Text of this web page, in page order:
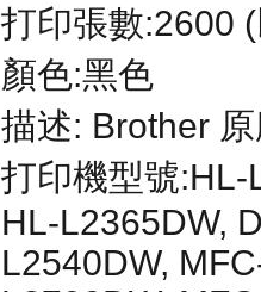
打印張數:2600
顏色:黑色
描述: Brother
打印機型號
HL-L2365DW,
L2540DW,